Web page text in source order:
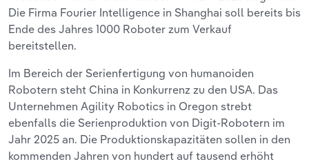
Die Firma Fourier Intelligence in Shanghai soll bereits bis
Ende des Jahres 1000 Roboter zum Verkauf
bereitstellen.
Im Bereich der Serienfertigung von humanoiden
Robotern steht China in Konkurrenz zu den USA. Das
Unternehmen Agility Robotics in Oregon strebt
ebenfalls die Serienproduktion von Digit-Robotern im
Jahr 2025 an. Die Produktionskapazitäten sollen in den
kommenden Jahren von hundert auf tausend erhöht